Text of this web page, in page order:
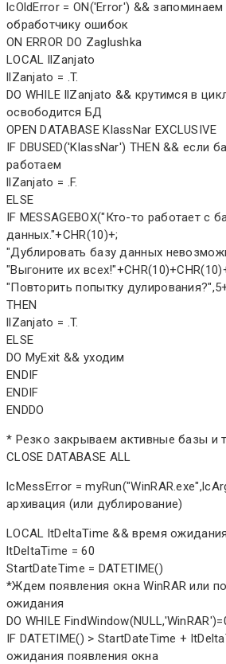
lcOldError = ON('Error') && запоминаем
обработчику ошибок
ON ERROR DO Zaglushka
LOCAL llZanjato
llZanjato = .T.
DO WHILE llZanjato && крутимся в
освободится БД
OPEN DATABASE KlassNar EXCLUSIVE
IF DBUSED('KlassNar') THEN && если
работаем
llZanjato = .F.
ELSE
IF MESSAGEBOX("Кто-то работает с
данных."+CHR(10)+;
"Дублировать базу данных
"Выгоните их
"Повторить попытку
THEN
llZanjato = .T.
ELSE
DO MyExit && уходим
ENDIF
ENDIF
ENDDO
* Резко закрываем активные базы и
CLOSE DATABASE ALL
lcMessError =
архивация (или дублирование)
LOCAL ltDeltaTime && время
ltDeltaTime = 60
StartDateTime = DATETIME()
*Ждем появления окна WinRAR или
ожидания
DO WHILE
IF DATETIME() > StartDateTime +
ожидания появления окна